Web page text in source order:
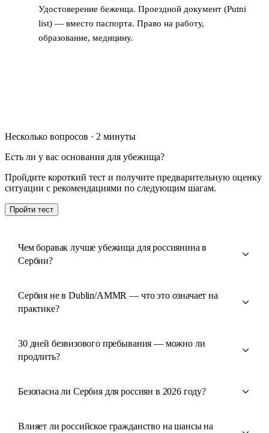
Удостоверение беженца. Проездной документ (Putni
list) — вместо паспорта. Право на работу,
образование, медицину.
Несколько вопросов · 2 минуты
Есть ли у вас основания для убежища?
Пройдите короткий тест и получите предварительную оценку
ситуации с рекомендациями по следующим шагам.
Пройти тест
Чем боравак лучше убежища для россиянина в
Сербии?
Сербия не в Dublin/AMMR — что это означает на
практике?
30 дней безвизового пребывания — можно ли
продлить?
Безопасна ли Сербия для россиян в 2026 году?
Влияет ли российское гражданство на шансы на